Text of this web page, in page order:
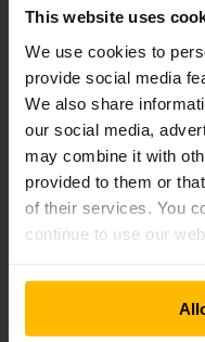
This website uses
We use cookies to
provide social media
We also share
our social media,
may combine it with
provided to them or
of their services. You
continue to use our
Ένα από τα πιο
χρόνος. Το πρόγραμμα
γεμάτο υποχρεώσεις
την καθημερινότητά
αυτές είναι και ο
τοπικό πρατήριο. Πλέον
ηλεκτρικού οχήματος
στην αυλή ενός σπιτιού
εξοικονομώντας